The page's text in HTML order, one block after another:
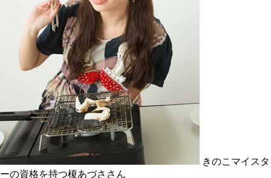
きのこマイスタ
ーの資格を持つ榎あづささん